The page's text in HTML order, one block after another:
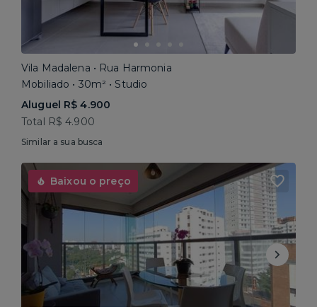
Vila Madalena • Rua Harmonia
Mobiliado • 30m² • Studio
Aluguel R$ 4.900
Total R$ 4.900
Similar a sua busca
Baixou o preço